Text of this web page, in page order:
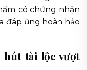
có chứng nhận
đáp ứng hoàn hảo
hút tài lộc vượt